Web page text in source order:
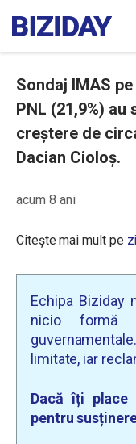
Sondaj IMAS
PNL (21,9%)
creștere de
Dacian Cioloș.
acum 8 ani
Citește mai mult pe
Echipa Biziday
nicio formă
limitate, iar
Dacă îți
pentru